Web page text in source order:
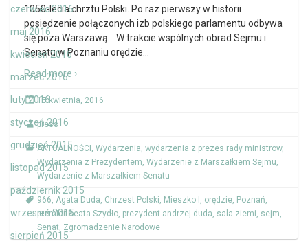
czerwiec 2016
maj 2016
kwiecień 2016
marzec 2016
luty 2016
styczeń 2016
grudzień 2015
listopad 2015
październik 2015
wrzesień 2015
sierpień 2015
1050-lecia chrztu Polski. Po raz pierwszy w historii
posiedzenie połączonych izb polskiego parlamentu odbywa
się poza Warszawą. W trakcie wspólnych obrad Sejmu i
Senatu w Poznaniu orędzie
Read more ›
15 kwietnia, 2016
press
AKTUALNOŚCI , Wydarzenia, wydarzenia z prezes rady ministrow,
Wydarzenia z Prezydentem, Wydarzenie z Marszałkiem Sejmu,
Wydarzenie z Marszałkiem Senatu
966, Agata Duda, Chrzest Polski, Mieszko I , orędzie, Poznań,
premier Beata Szydło, prezydent andrzej duda, sala ziemi, sejm,
Senat, Zgromadzenie Narodowe